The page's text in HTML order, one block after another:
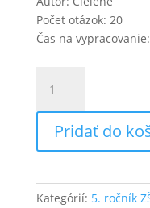
Počet otázok: 20
Čas na
Test
z
matematiky
M5.D.7
Pridať do
Kategórií: 5. ročník